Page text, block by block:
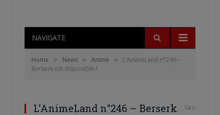
NAVIGATE
Home » News » Anime »
L’AnimeLand n°246 –
Berserk est disponible !
L’AnimeLand n°246 – Berserk
0